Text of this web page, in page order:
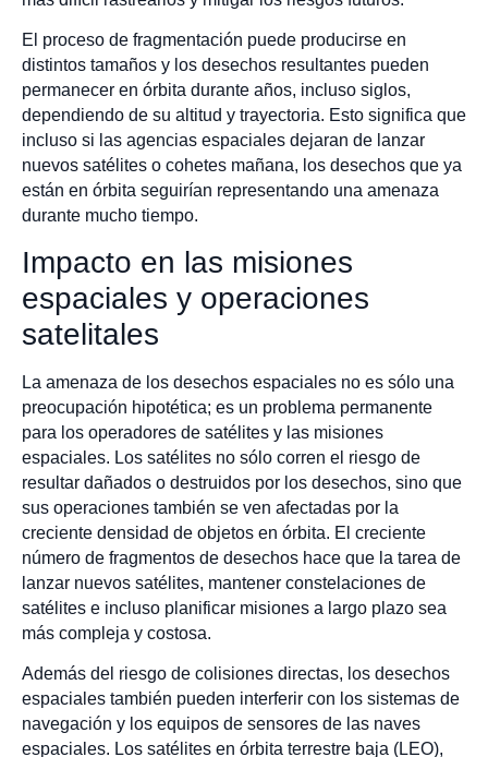
El proceso de fragmentación puede producirse en
distintos tamaños y los desechos resultantes pueden
permanecer en órbita durante años, incluso siglos,
dependiendo de su altitud y trayectoria. Esto significa que
incluso si las agencias espaciales dejaran de lanzar
nuevos satélites o cohetes mañana, los desechos que ya
están en órbita seguirían representando una amenaza
durante mucho tiempo.
Impacto en las misiones
espaciales y operaciones
satelitales
La amenaza de los desechos espaciales no es sólo una
preocupación hipotética; es un problema permanente
para los operadores de satélites y las misiones
espaciales. Los satélites no sólo corren el riesgo de
resultar dañados o destruidos por los desechos, sino que
sus operaciones también se ven afectadas por la
creciente densidad de objetos en órbita. El creciente
número de fragmentos de desechos hace que la tarea de
lanzar nuevos satélites, mantener constelaciones de
satélites e incluso planificar misiones a largo plazo sea
más compleja y costosa.
Además del riesgo de colisiones directas, los desechos
espaciales también pueden interferir con los sistemas de
navegación y los equipos de sensores de las naves
espaciales. Los satélites en órbita terrestre baja (LEO),